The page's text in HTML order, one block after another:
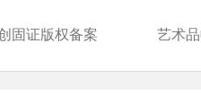
固证版权备案 艺术